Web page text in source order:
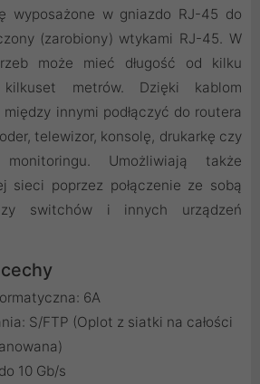
wyposażone w gniazdo RJ-45 do
(zarobiony) wtykami RJ-45. W
może mieć długość od kilku
metrów. Dzięki kablom
innymi podłączyć do routera
telewizor, konsolę, drukarkę czy
Umożliwiają także
sieci poprzez połączenie ze sobą
switchów i innych urządzeń
6A
S/FTP (Oplot z siatki na całości
10 Gb/s